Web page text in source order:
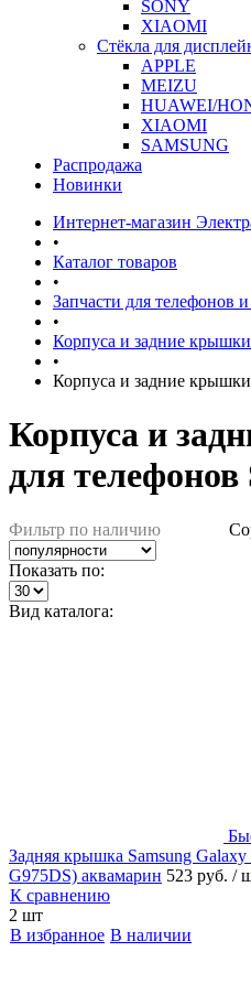
SONY
XIAOMI
Стёкла для
APPLE
MEIZU
HUAWEI/
XIAOMI
SAMSUNG
Распродажа
Новинки
Интернет-магазин
•
Каталог товаров
•
Запчасти для телефонов
•
Корпуса и задние крышки
•
Корпуса и задние
Корпуса и
для телефонов
Фильтр по наличию
Показать по:
Вид каталога:
Задняя крышка Samsung
G975DS) аквамарин 523 руб. /
К сравнению
2 шт
В избранное В наличии